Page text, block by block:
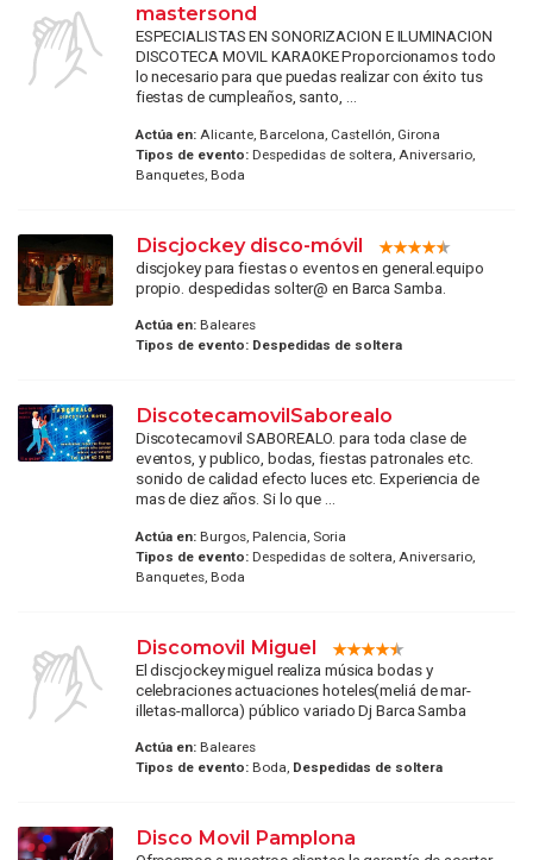
mastersond
ESPECIALISTAS EN SONORIZACION E ILUMINACION
DISCOTECA MOVIL KARA0KE Proporcionamos todo
lo necesario para que puedas realizar con éxito tus
fiestas de cumpleaños, santo, ...
Actúa en:Alicante, Barcelona, Castellón, Girona
Tipos de evento:Despedidas de soltera, Aniversario,
Banquetes, Boda
Discjockey disco-móvil
discjokey para fiestas o eventos en general.equipo
propio. despedidas solter@ en Barca Samba.
Actúa en:Baleares
Tipos de evento: Despedidas de soltera
DiscotecamovilSaborealo
Discotecamovil SABOREALO. para toda clase de
eventos, y publico, bodas, fiestas patronales etc.
sonido de calidad efecto luces etc. Experiencia de
mas de diez años. Si lo que ...
Actúa en:Burgos, Palencia, Soria
Tipos de evento:Despedidas de soltera, Aniversario,
Banquetes, Boda
Discomovil Miguel
El discjockey miguel realiza música bodas y
celebraciones actuaciones hoteles(meliá de mar-
illetas-mallorca) público variado Dj Barca Samba
Actúa en:Baleares
Tipos de evento:Boda, Despedidas de soltera
Disco Movil Pamplona